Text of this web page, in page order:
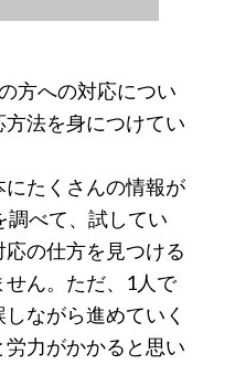
方への対応につい
法を身につけてい
たくさんの情報が
調べて、試してい
の仕方を見つける
ん。ただ、1人で
ながら進めていく
力がかかると思い